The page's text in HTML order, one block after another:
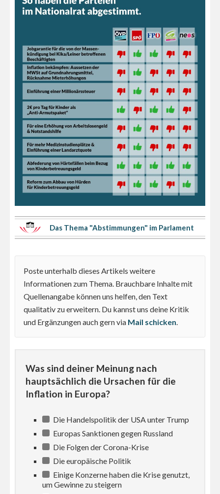
Das Thema "Abstimmungen" im Parlament
Poste unterhalb dieses Artikels weitere
Informationen zum Thema. Brauchbare Inhalte mit
Quellenangabe können uns helfen, den Text
qualitativ zu erweitern. Du kannst uns deine Kritik
und Ergänzungen auch gern via Mail schicken.
Was sind deiner Meinung nach
hauptsächlich die Ursachen für die
Inflation in Europa?
Die Handelspolitik der USA unter Trump
Europas Sanktionen gegen Russland
Die Folgen der Corona-Krise
Die europäische Politik
Einige Konzerne haben die Krise genutzt,
um Gewinne zu steigern